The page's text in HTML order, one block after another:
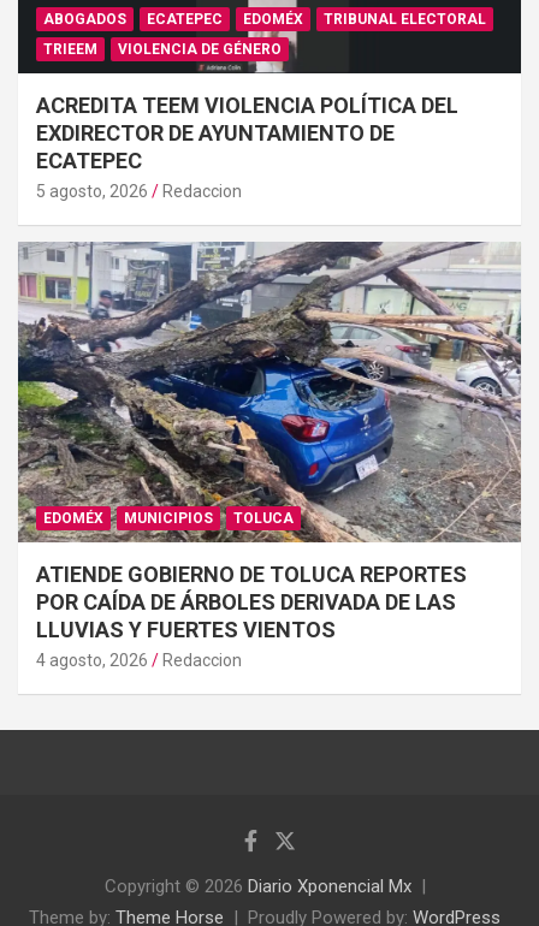
ABOGADOS ECATEPEC EDOMÉX
TRIBUNAL ELECTORAL
TRIEEM
VIOLENCIA DE GÉNERO
ACREDITA TEEM VIOLENCIA POLÍTICA DEL
EXDIRECTOR DE AYUNTAMIENTO DE
ECATEPEC
5 agosto, 2026 Redaccion
EDOMÉX MUNICIPIOS TOLUCA
ATIENDE GOBIERNO DE TOLUCA REPORTES
POR CAÍDA DE ÁRBOLES DERIVADA DE LAS
LLUVIAS Y FUERTES VIENTOS
4 agosto, 2026 Redaccion
Copyright © 2026 Diario Xponencial Mx
Theme by: Theme Horse Proudly Powered by: WordPress